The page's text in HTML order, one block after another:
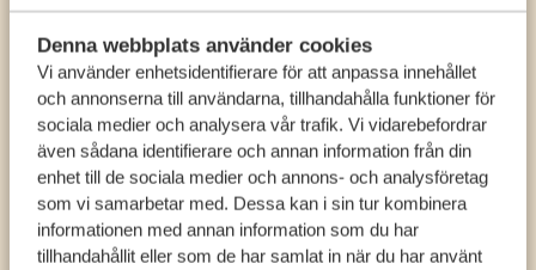
Denna webbplats använder cookies
Vi använder enhetsidentifierare för att anpassa innehållet
och annonserna till användarna, tillhandahålla funktioner för
sociala medier och analysera vår trafik. Vi vidarebefordrar
även sådana identifierare och annan information från din
enhet till de sociala medier och annons- och analysföretag
som vi samarbetar med. Dessa kan i sin tur kombinera
informationen med annan information som du har
tillhandahållit eller som de har samlat in när du har använt
SERENGETI
Aktivitet